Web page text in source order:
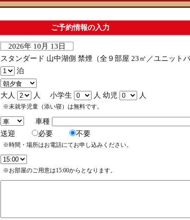
ご予約情報の入力
2026年 10月 13日
スタンダード 山中湖側 禁煙（全９部屋 23㎡／ユニット
泊
大人 人 小学生 人 幼児 人
※未就学児童（添い寝）は無料です。
車種
送迎
必要 不要
※時間・場所はお電話にてお申し込みください。
※お部屋のご用意は15:00からとなります。